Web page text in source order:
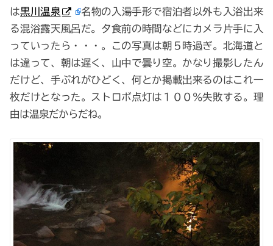
は黒川温泉
名物の入湯手形で宿泊者以外も入浴出来
る混浴露天風呂だ。夕食前の時間などにカメラ片手に入
っていったら・・・。この写真は朝５時過ぎ。北海道と
は違って、朝は遅く、山中で曇り空。かなり撮影したん
だけど、手ぶれがひどく、何とか掲載出来るのはこれ一
枚だけとなった。ストロボ点灯は１００％失敗する。理
由は温泉だからだね。